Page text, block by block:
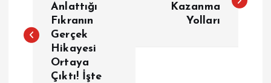
z
Anlattığı
Fıkranın
Gerçek
Hikayesi
Ortaya
Çıktı! İşte
Kazanma
Yolları